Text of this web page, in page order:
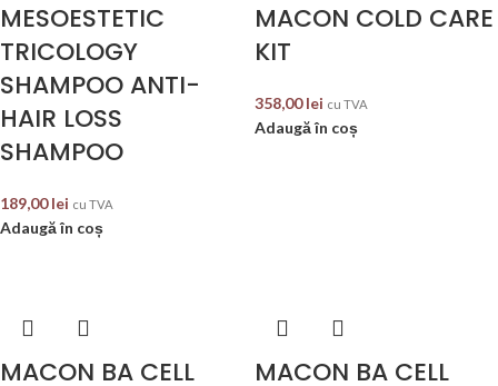
MESOESTETIC
TRICOLOGY
SHAMPOO ANTI-
HAIR LOSS
SHAMPOO
189,00lei cu TVA
Adaugă în coș
MACON COLD CARE
KIT
358,00lei cu TVA
Adaugă în coș
MACON BA CELL
MACON BA CELL